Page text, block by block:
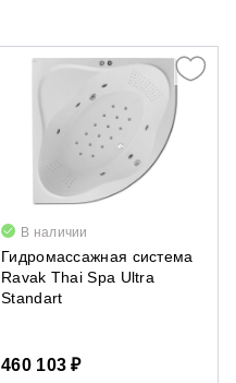
В наличии
Гидромассажная система
Ravak Thai Spa Ultra
Standart
460 103 ₽